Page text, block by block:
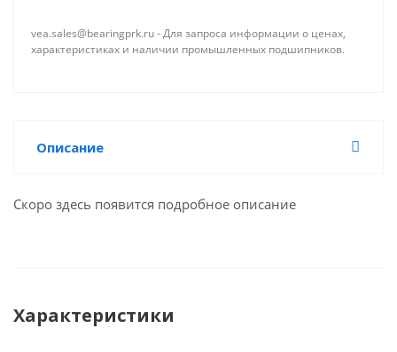
vea.sales@bearingprk.ru - Для запроса информации о ценах,
характеристиках и наличии промышленных подшипников.
Описание
Скоро здесь появится подробное описание
Характеристики